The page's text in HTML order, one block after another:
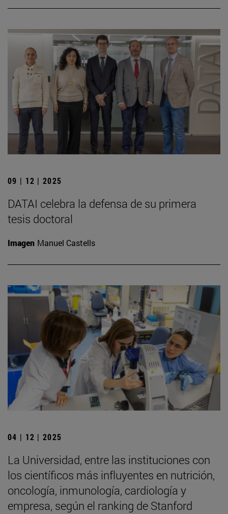
09 | 12 | 2025
DATAI celebra la defensa de su primera
tesis doctoral
Imagen Manuel Castells
04 | 12 | 2025
La Universidad, entre las instituciones con
los científicos más influyentes en nutrición,
oncología, inmunología, cardiología y
empresa, según el ranking de Stanford